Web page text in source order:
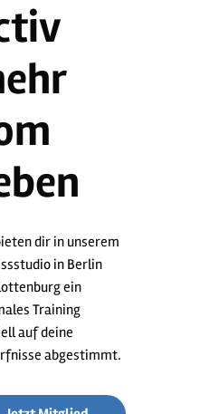
dir in unserem
in Berlin
ein
Training
auf deine
abgestimmt.
wieder